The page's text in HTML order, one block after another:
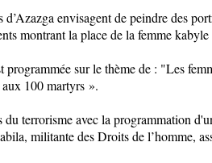
envisagent de peindre des
montrant la place de la femme
sur le thème de : "Les
100 martyrs ».
du terrorisme avec la programmation
militante des Droits de l’homme,